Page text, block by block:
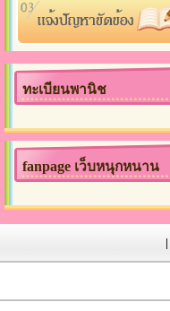
ทะเบียนพานิช
fanpage เว็บหนุกหนาน
|